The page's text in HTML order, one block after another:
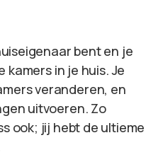
bent en je
kamers in je huis. Je
veranderen, en
uitvoeren. Zo
ook; jij hebt de ultieme